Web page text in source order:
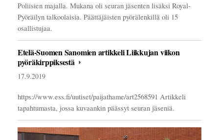
Poliisien majalla. Mukana oli seuran jäsenten lisäksi Royal-
Pyöräilyn talkoolaisia. Päättäjäisten pyörälenkillä oli 15
osallistujaa.
Etelä-Suomen Sanomien artikkeli Liikkujan viikon
pyöräkirppiksestä
17.9.2019
https://www.ess.fi/uutiset/paijathame/art2568591 Artikkeli
tapahtumasta, jossa kuvaankin päässyt seuran jäseniä.